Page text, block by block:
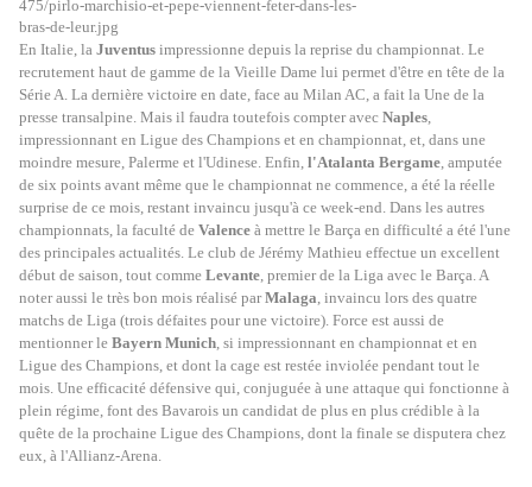
En Italie, la Juventus impressionne depuis la reprise du championnat. Le
recrutement haut de gamme de la Vieille Dame lui permet d'être en tête de la
Série A. La dernière victoire en date, face au Milan AC, a fait la Une de la
presse transalpine. Mais il faudra toutefois compter avec Naples,
impressionnant en Ligue des Champions et en championnat, et, dans une
moindre mesure, Palerme et l'Udinese. Enfin, l'Atalanta Bergame, amputée
de six points avant même que le championnat ne commence, a été la réelle
surprise de ce mois, restant invaincu jusqu'à ce week-end. Dans les autres
championnats, la faculté de Valence à mettre le Barça en difficulté a été l'une
des principales actualités. Le club de Jérémy Mathieu effectue un excellent
début de saison, tout comme Levante, premier de la Liga avec le Barça. A
noter aussi le très bon mois réalisé parMalaga, invaincu lors des quatre
matchs de Liga (trois défaites pour une victoire). Force est aussi de
mentionner le Bayern Munich, si impressionnant en championnat et en
Ligue des Champions, et dont la cage est restée inviolée pendant tout le
mois. Une efficacité défensive qui, conjuguée à une attaque qui fonctionne à
plein régime, font des Bavarois un candidat de plus en plus crédible à la
quête de la prochaine Ligue des Champions, dont la finale se disputera chez
eux, à l'Allianz-Arena.